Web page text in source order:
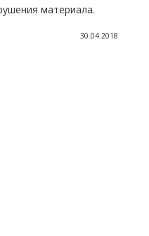
материала.
30.04.2018